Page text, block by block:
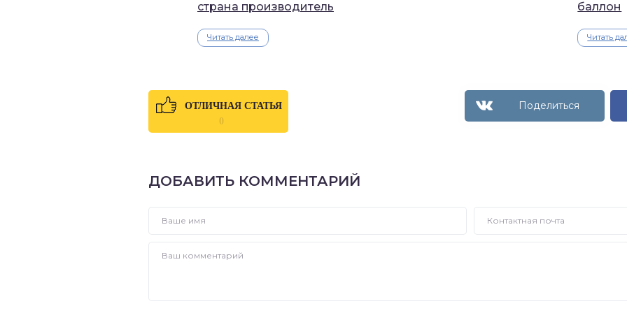
страна производитель
Читать далее
баллон
Читать
ОТЛИЧНАЯ СТАТЬЯ
0
ДОБАВИТЬ КОММЕНТАРИЙ